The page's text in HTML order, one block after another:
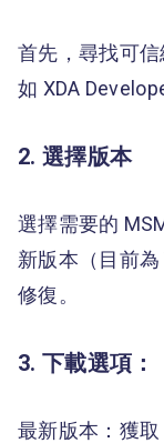
首先，尋找可信
如 XDA
2. 選擇版本
選擇需要的
新版本（目前
修復。
3. 下載選項：
最新版本：獲取